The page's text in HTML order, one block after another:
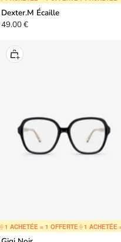
Dexter.M Écaille
Prix
vente
49.00 €
= 1 OFFERTE🍦1 ACHETÉE = 1
Ajouter
🍦 1 ACHETÉE = 1